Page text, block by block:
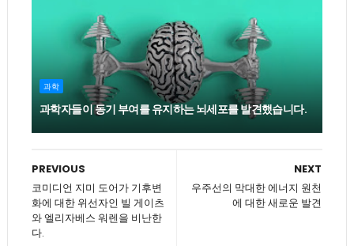
과학
과학자들이 동기 부여를 유지하는 뇌세포를 발견했습니다.
NEXT
우주선의 막대한 에너지 원천
에 대한 새로운 발견
PREVIOUS
코미디언 지미 도어가 기후변
화에 대한 위선자인 빌 게이츠
와 엘리자베스 워렌을 비난한
다.